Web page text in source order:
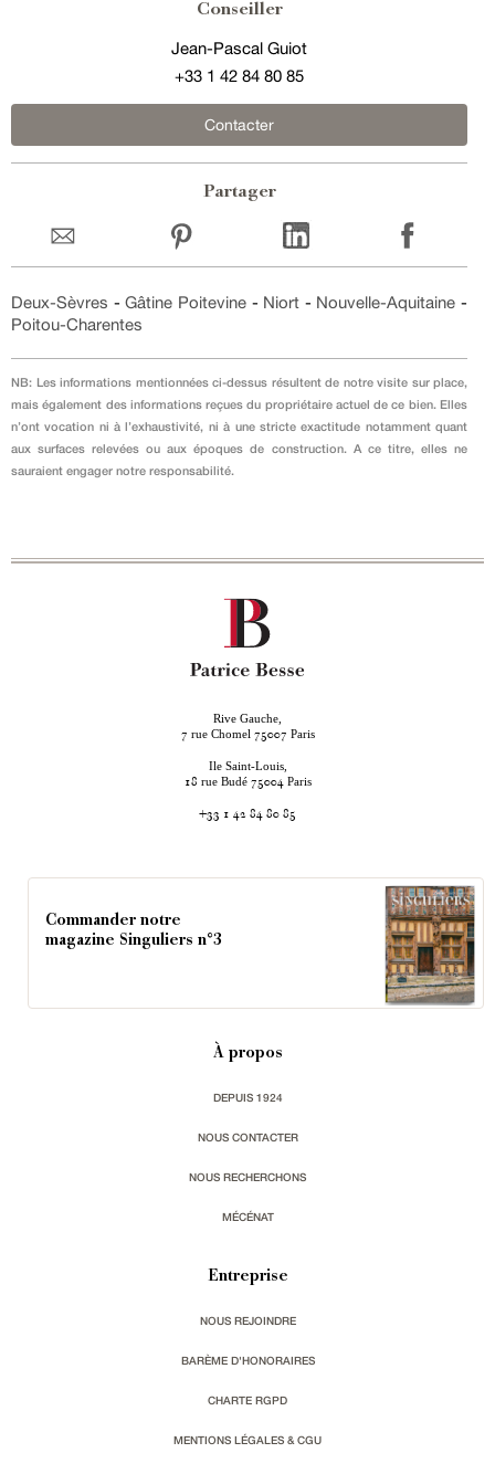
Conseiller
Jean-Pascal Guiot
+33 1 42 84 80 85
Contacter
Partager
Deux-Sèvres -Gâtine Poitevine - Niort - Nouvelle-Aquitaine -
Poitou-Charentes
NB: Les informations mentionnées ci-dessus résultent de notre visite sur place,
mais également des informations reçues du propriétaire actuel de ce bien. Elles
n’ont vocation ni à l’exhaustivité, ni à une stricte exactitude notamment quant
aux surfaces relevées ou aux époques de construction. A ce titre, elles ne
sauraient engager notre responsabilité.
Rive Gauche,
7 rue Chomel 75007 Paris
Ile Saint-Louis,
18 rue Budé 75004 Paris
+33 1 42 84 80 85
Commander notre
magazine Singuliers n°3
À propos
DEPUIS 1924
NOUS CONTACTER
NOUS RECHERCHONS
MÉCÉNAT
Entreprise
NOUS REJOINDRE
BARÈME D'HONORAIRES
CHARTE RGPD
MENTIONS LÉGALES & CGU